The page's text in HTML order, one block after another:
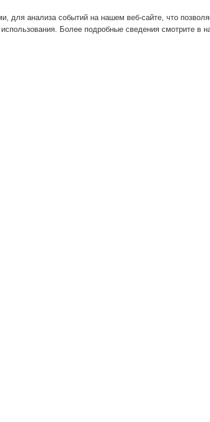
анализа событий на нашем веб-сайте, что
Более подробные сведения смотрите в